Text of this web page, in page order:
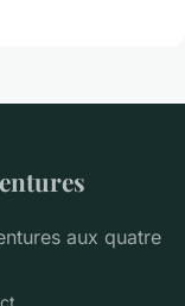
aux quatre